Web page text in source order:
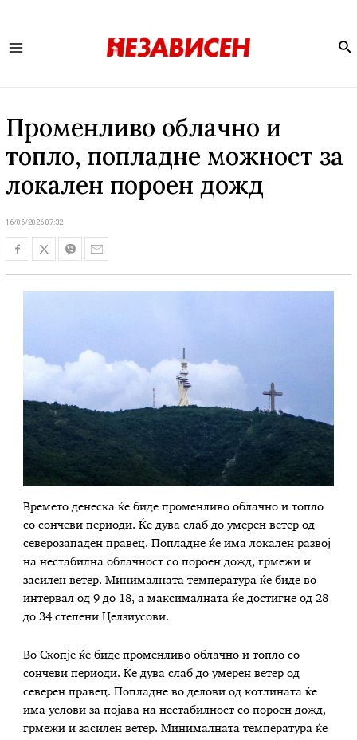
Променливо облачно и
топло, попладне можност за
локален пороен дожд
16/06/2026 07:32
Времето денеска ќе биде променливо облачно и топло
со сончеви периоди. Ќе дува слаб до умерен ветер од
северозападен правец. Попладне ќе има локален развој
на нестабилна облачност со пороен дожд, грмежи и
засилен ветер. Минималната температура ќе биде во
интервал од 9 до 18, а максималната ќе достигне од 28
до 34 степени Целзиусови.
Во Скопје ќе биде променливо облачно и топло со
сончеви периоди. Ќе дува слаб до умерен ветер од
северен правец. Попладне во делови од котлината ќе
има услови за појава на нестабилност со пороен дожд,
грмежи и засилен ветер. Минималната температура ќе